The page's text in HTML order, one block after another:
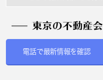
電話で最新情報を確認